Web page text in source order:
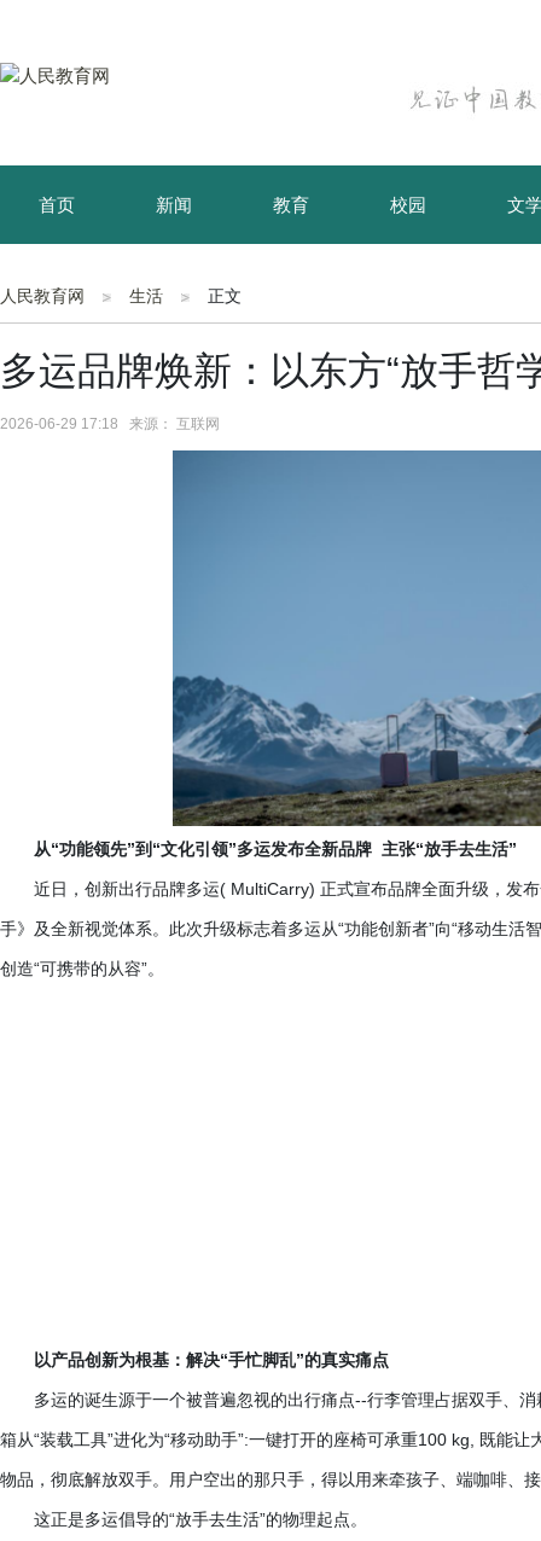
首页 新闻 教育 校园 文
育儿 资讯
人民教育网 生活 正文
多运品牌焕新：以东方“放手哲
2026-06-29 17:18 来源： 互联网
从“功能领先”到“文化引领”多运发布全新品牌 主张“放手去生活”
近日，创新出行品牌多运( MultiCarry) 正式宣布品牌全面升级，发
手》及全新视觉体系。此次升级标志着多运从“功能创新者”向“移动生活
创造“可携带的从容”。
以产品创新为根基：解决“手忙脚乱”的真实痛点
多运的诞生源于一个被普遍忽视的出行痛点--行李管理占据双手、消
箱从“装载工具”进化为“移动助手”:一键打开的座椅可承重100 kg, 既能
物品，彻底解放双手。用户空出的那只手，得以用来牵孩子、端咖啡、
这正是多运倡导的“放手去生活”的物理起点。